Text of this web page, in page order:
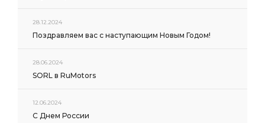
28.12.2024
Поздравляем вас с наступающим Новым Годом!
28.06.2024
SORL в RuMotors
12.06.2024
С Днем России